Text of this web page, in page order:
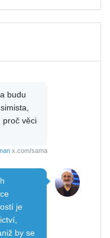
budu
proč věci
x.com/sama
je
by se